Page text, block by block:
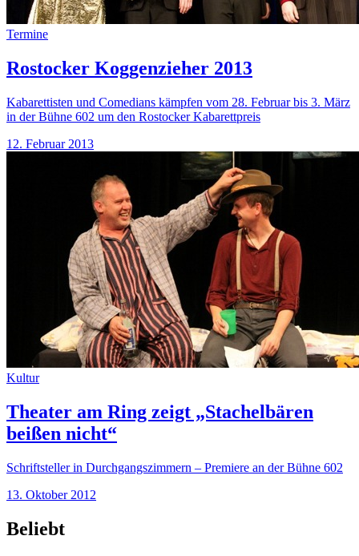
Termine
Rostocker Koggenzieher 2013
Kabarettisten und Comedians kämpfen vom 28. Februar bis 3. März
in der Bühne 602 um den Rostocker Kabarettpreis
12. Februar 2013
Kultur
Theater am Ring zeigt „Stachelbären
beißen nicht“
Schriftsteller in Durchgangszimmern – Premiere an der Bühne 602
13. Oktober 2012
Beliebt